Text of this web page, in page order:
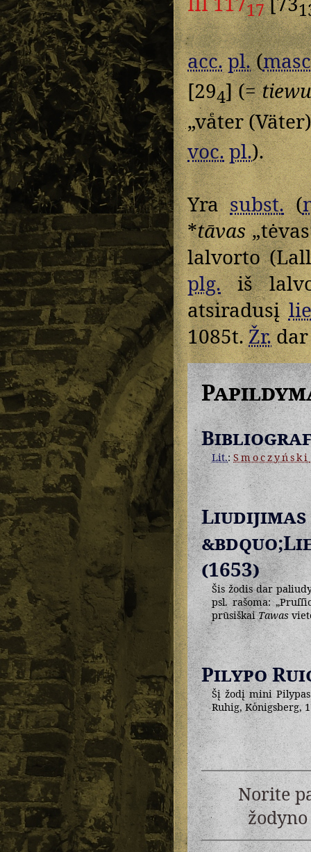
17
acc.pl.(
[294] (=
„vaͤter
voc.pl.).
Yrasubst.(
*tāvas
lalvorto
plg.iš
atsiradusį
1085t.Žr.
Lit.:Smoczyński
(1653)
Šis žodis dar
psl. rašoma:
prūsiškaiTawas
Pilypo
Šį žodį mini
Ruhig, Koͤnigsberg,
Norite